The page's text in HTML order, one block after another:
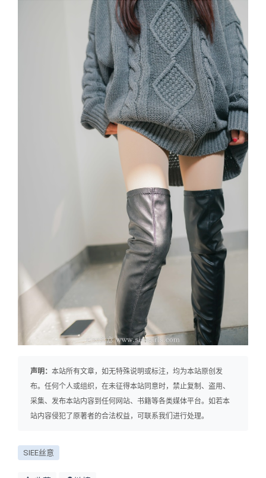
声明： 本站所有文章，如无特殊说明或标注，均为本站原创发
布。任何个人或组织，在未征得本站同意时，禁止复制、盗用、
采集、发布本站内容到任何网站、书籍等各类媒体平台。如若本
站内容侵犯了原著者的合法权益，可联系我们进行处理。
SIEE丝意